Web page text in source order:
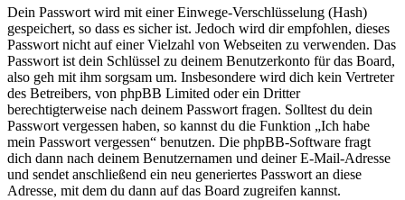
Dein Passwort wird mit einer Einwege-Verschlüsselung (Hash)
gespeichert, so dass es sicher ist. Jedoch wird dir empfohlen, dieses
Passwort nicht auf einer Vielzahl von Webseiten zu verwenden. Das
Passwort ist dein Schlüssel zu deinem Benutzerkonto für das Board,
also geh mit ihm sorgsam um. Insbesondere wird dich kein Vertreter
des Betreibers, von phpBB Limited oder ein Dritter
berechtigterweise nach deinem Passwort fragen. Solltest du dein
Passwort vergessen haben, so kannst du die Funktion „Ich habe
mein Passwort vergessen“ benutzen. Die phpBB-Software fragt
dich dann nach deinem Benutzernamen und deiner E-Mail-Adresse
und sendet anschließend ein neu generiertes Passwort an diese
Adresse, mit dem du dann auf das Board zugreifen kannst.